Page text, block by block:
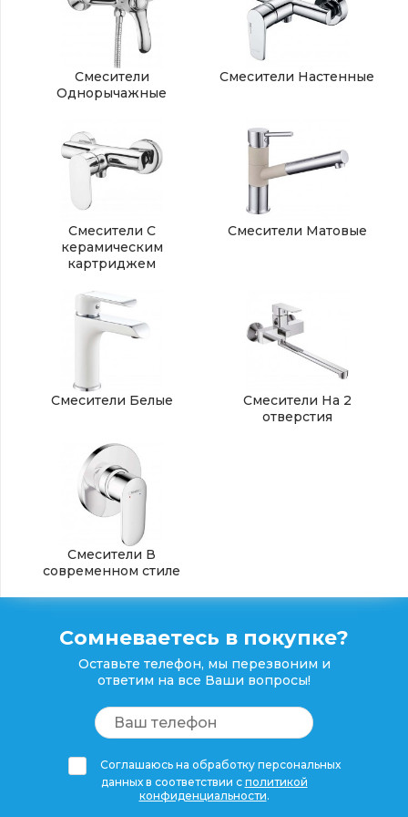
Смесители
Однорычажные
Смесители Настенные
Смесители С
керамическим
картриджем
Смесители Матовые
Смесители Белые
Смесители На 2
отверстия
Смесители В
современном стиле
Сомневаетесь в покупке?
Оставьте телефон, мы перезвоним и
ответим на все Ваши вопросы!
Соглашаюсь на обработку персональных
данных в соответствии с политикой
конфиденциальности.